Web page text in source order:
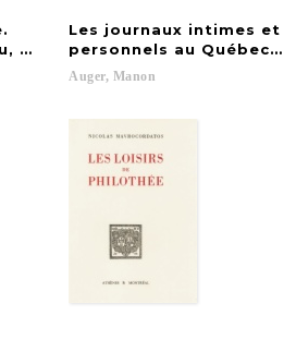
Ferron, Ducharme
Les journaux intimes et
personnels au Québec:
Auger, Manon